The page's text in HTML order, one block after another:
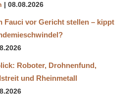
08.08.2026
Fauci vor Gericht stellen – kippt
Roboter, Drohnenfund,
und Rheinmetall